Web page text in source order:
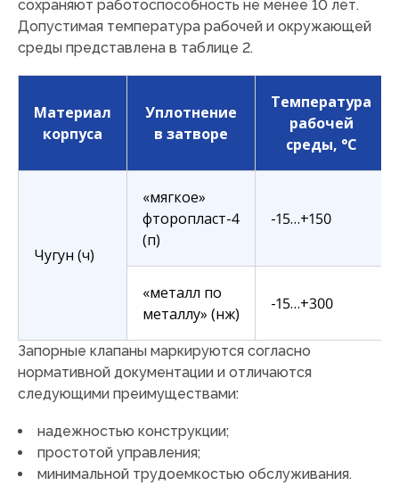
сохраняют работоспособность не менее 10 лет.
Допустимая температура рабочей и окружающей
среды представлена в таблице 2.
Материал
корпуса
Уплотнение
в затворе
Температура
рабочей
среды, °C
Чугун (ч)
«мягкое»
фторопласт-4
(п)
-15…+150
«металл по
металлу» (нж)
-15…+300
Запорные клапаны маркируются согласно
нормативной документации и отличаются
следующими преимуществами:
надежностью конструкции;
простотой управления;
минимальной трудоемкостью обслуживания.